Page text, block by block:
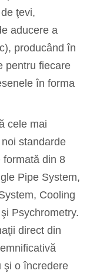
ţevi,
aducere a
producând în
pentru fiecare
în forma
cele mai
standarde
formată din 8
Pipe System,
Cooling
Psychrometry.
direct din
şi o încredere